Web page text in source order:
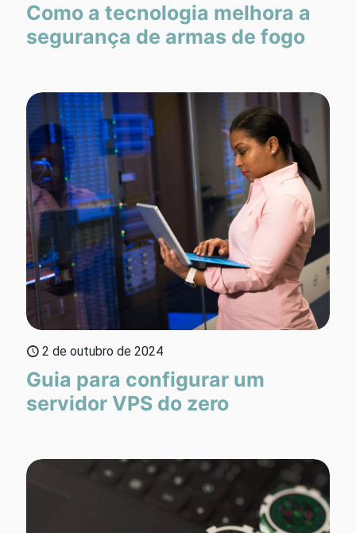
Como a tecnologia melhora a
segurança de armas de fogo
2 de outubro de 2024
Guia para configurar um
servidor VPS do zero